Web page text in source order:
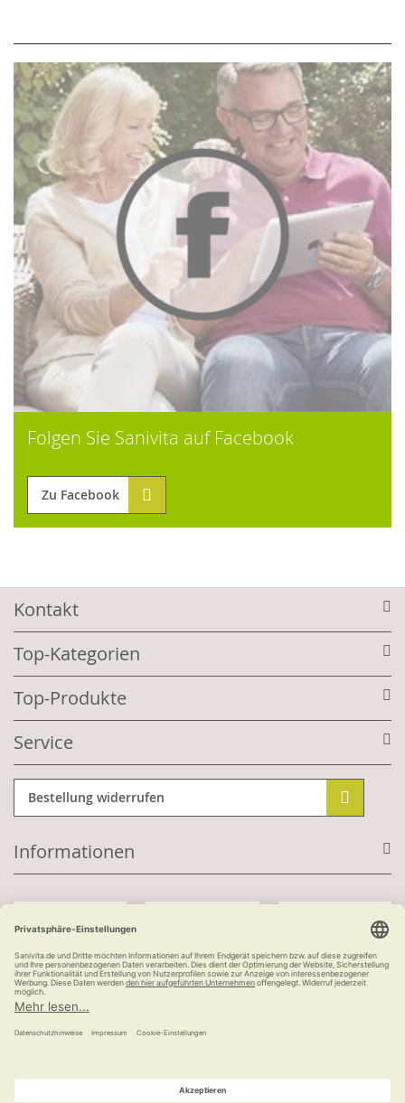
Folgen Sie Sanivita auf Facebook
Zu Facebook
Kontakt
Top-Kategorien
Top-Produkte
Service
Bestellung widerrufen
Informationen
Kauf auf Rechnung
versandkostenfrei